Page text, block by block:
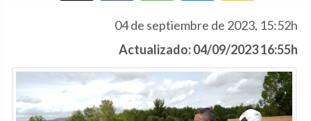
04 de septiembre de 2023, 15:52h
Actualizado: 04/09/2023 16:55h